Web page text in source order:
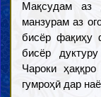
Мақсудам аз
манзурам аз
бисёр фақиҳу
бисёр
Чароки
гумроҳӣ дар